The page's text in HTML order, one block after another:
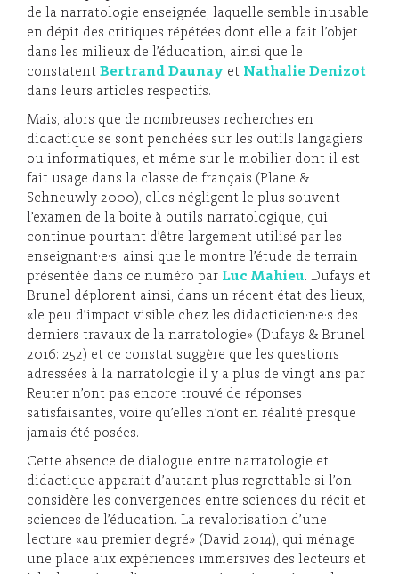
de la narratologie enseignée, laquelle semble inusable
en dépit des critiques répétées dont elle a fait l’objet
dans les milieux de l’éducation, ainsi que le
constatent Bertrand Daunay et Nathalie Denizot
dans leurs articles respectifs.
Mais, alors que de nombreuses recherches en
didactique se sont penchées sur les outils langagiers
ou informatiques, et même sur le mobilier dont il est
fait usage dans la classe de français (Plane &
Schneuwly 2000), elles négligent le plus souvent
l’examen de la boite à outils narratologique, qui
continue pourtant d’être largement utilisé par les
enseignant·e·s, ainsi que le montre l’étude de terrain
présentée dans ce numéro par Luc Mahieu. Dufays et
Brunel déplorent ainsi, dans un récent état des lieux,
«le peu d’impact visible chez les didacticien·ne·s des
derniers travaux de la narratologie» (Dufays & Brunel
2016: 252) et ce constat suggère que les questions
adressées à la narratologie il y a plus de vingt ans par
Reuter n’ont pas encore trouvé de réponses
satisfaisantes, voire qu’elles n’ont en réalité presque
jamais été posées.
Cette absence de dialogue entre narratologie et
didactique apparait d’autant plus regrettable si l’on
considère les convergences entre sciences du récit et
sciences de l’éducation. La revalorisation d’une
lecture «au premier degré» (David 2014), qui ménage
une place aux expériences immersives des lecteurs et